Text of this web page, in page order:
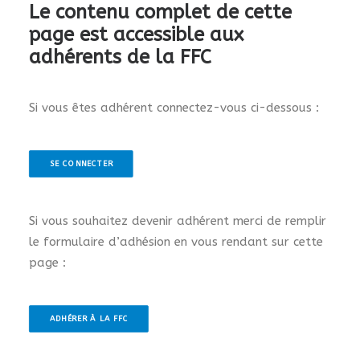
Le contenu complet de cette
page est accessible aux
adhérents de la FFC
Si vous êtes adhérent connectez-vous ci-dessous :
SE CONNECTER
Si vous souhaitez devenir adhérent merci de remplir
le formulaire d’adhésion en vous rendant sur cette
page :
ADHÉRER À LA FFC